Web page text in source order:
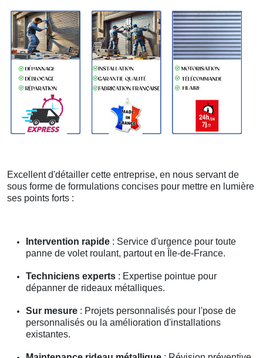
Excellent d'détailler cette entreprise, en nous servant de
sous forme de formulations concises pour mettre en lumière
ses points forts :
Intervention rapide : Service d'urgence pour toute
panne de volet roulant, partout en Île-de-France.
Techniciens experts : Expertise pointue pour
dépanner de rideaux métalliques.
Sur mesure : Projets personnalisés pour l'pose de
personnalisés ou la amélioration d'installations
existantes.